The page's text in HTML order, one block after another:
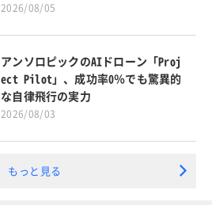
2026/08/05
アンソロピックのAIドローン「Proj
ect Pilot」、成功率0％でも驚異的
な自律飛行の実力
2026/08/03
もっと見る